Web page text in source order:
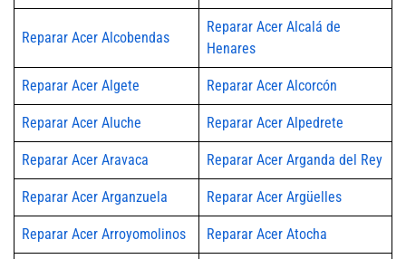
Reparar Acer Alcobendas
Reparar Acer Alcalá de
Henares
Reparar Acer Algete Reparar Acer Alcorcón
Reparar Acer Aluche Reparar Acer Alpedrete
Reparar Acer Aravaca Reparar Acer Arganda del Rey
Reparar Acer Arganzuela Reparar Acer Argüelles
Reparar Acer Arroyomolinos Reparar Acer Atocha